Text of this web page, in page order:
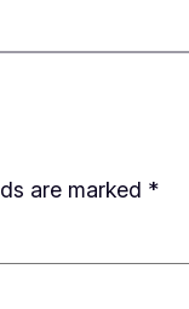
are marked *